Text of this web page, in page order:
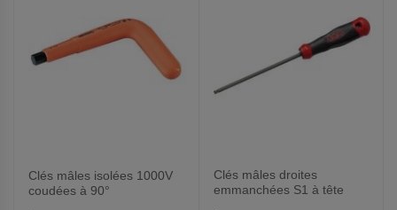
Clés mâles isolées 1000V
coudées à 90°
Clés mâles droites
emmanchées S1 à tête